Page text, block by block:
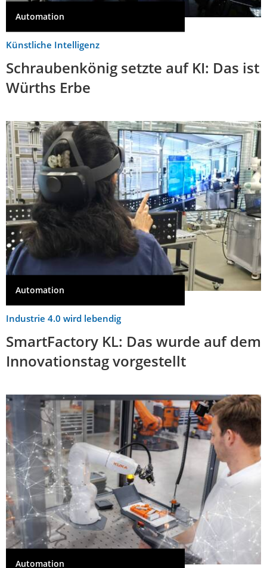
Automation
Künstliche Intelligenz
Schraubenkönig setzte auf KI: Das ist
Würths Erbe
Automation
Industrie 4.0 wird lebendig
SmartFactory KL: Das wurde auf dem
Innovationstag vorgestellt
Automation